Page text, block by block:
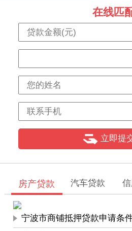
【银行贷款】银行个人消
在线匹
房产贷款 汽车贷款
宁波市商铺抵押贷款申请条